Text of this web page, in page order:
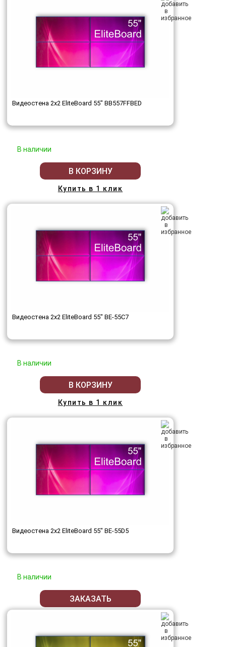
Видеостена 2x2 EliteBoard 55" BB557FFBED
В наличии
В КОРЗИНУ
Купить в 1 клик
Видеостена 2x2 EliteBoard 55" BE-55C7
В наличии
В КОРЗИНУ
Купить в 1 клик
Видеостена 2x2 EliteBoard 55" BE-55D5
В наличии
ЗАКАЗАТЬ